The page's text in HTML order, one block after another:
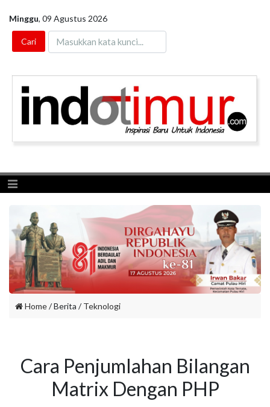
Minggu, 09 Agustus 2026
Toggle navigation
Home/ Berita /Teknologi
Cara Penjumlahan Bilangan
Matrix Dengan PHP